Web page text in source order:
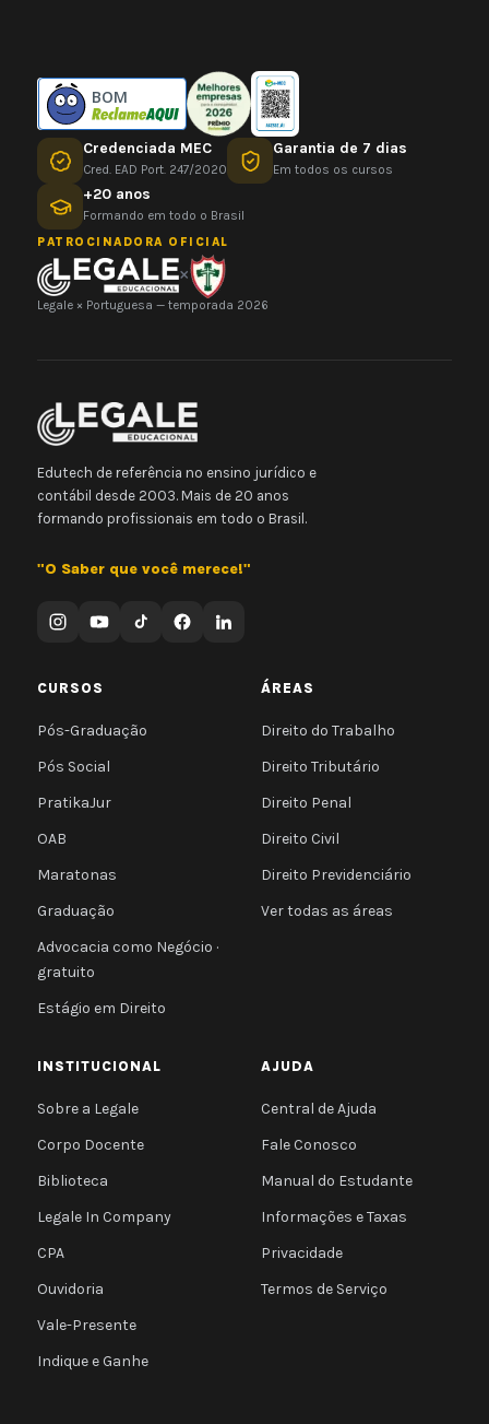
BOM
Credenciada MEC
Cred. EAD Port. 247/2020
Garantia de 7 dias
Em todos os cursos
+20 anos
Formando em todo o Brasil
PATROCINADORA OFICIAL
×
Legale × Portuguesa — temporada 2026
Edutech de referência no ensino jurídico e
contábil desde 2003. Mais de 20 anos
formando profissionais em todo o Brasil.
"O Saber que você merece!"
CURSOS
Pós-Graduação
Pós Social
PratikaJur
OAB
Maratonas
Graduação
Advocacia como Negócio ·
gratuito
Estágio em Direito
ÁREAS
Direito do Trabalho
Direito Tributário
Direito Penal
Direito Civil
Direito Previdenciário
Ver todas as áreas
INSTITUCIONAL
Sobre a Legale
Corpo Docente
Biblioteca
Legale In Company
CPA
Ouvidoria
Vale-Presente
Indique e Ganhe
AJUDA
Central de Ajuda
Fale Conosco
Manual do Estudante
Informações e Taxas
Privacidade
Termos de Serviço